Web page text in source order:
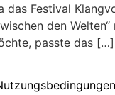
das Festival
den Welten“
passte das […]